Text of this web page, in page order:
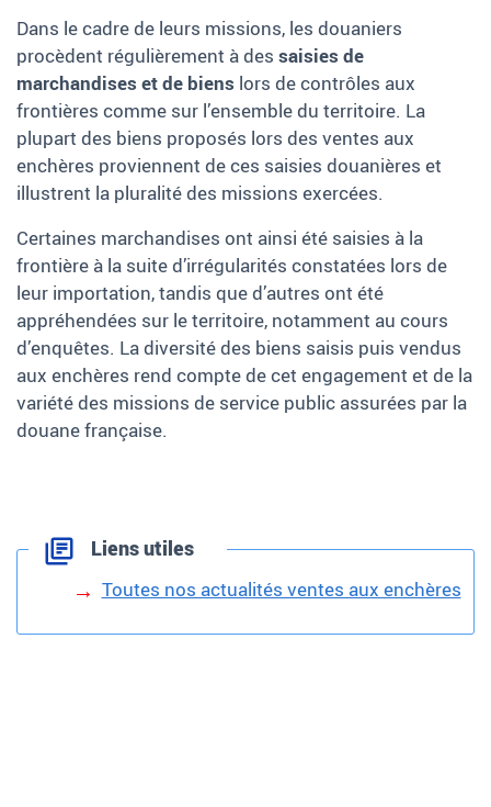
Dans le cadre de leurs missions, les douaniers
procèdent régulièrement à des saisies de
marchandises et de biens lors de contrôles aux
frontières comme sur l’ensemble du territoire. La
plupart des biens proposés lors des ventes aux
enchères proviennent de ces saisies douanières et
illustrent la pluralité des missions exercées.
Certaines marchandises ont ainsi été saisies à la
frontière à la suite d’irrégularités constatées lors de
leur importation, tandis que d’autres ont été
appréhendées sur le territoire, notamment au cours
d’enquêtes. La diversité des biens saisis puis vendus
aux enchères rend compte de cet engagement et de la
variété des missions de service public assurées par la
douane française.
Liens utiles
Toutes nos actualités ventes aux enchères